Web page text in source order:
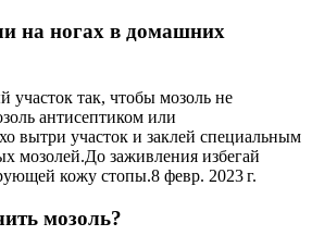
на ногах в домашних
так, чтобы мозоль не
антисептиком или
вытри участок и заклей специальным
мозолей.До заживления избегай
кожу стопы.8 февр. 2023 г.
мозоль?